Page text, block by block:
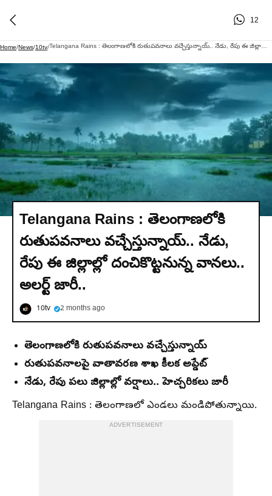
12
Home/News/10tv/
Telangana Rains : తెలంగాణలోకి
రుతుపవనాలు వచ్చేస్తున్నాయ్.. నేడు,
రేపు ఈ జిల్లాల్లో దంచికొట్టనున్న వానలు..
అలర్ట్ జారీ..
10tv 2 months ago
తెలంగాణలోకి రుతుపవనాలు వచ్చేస్తున్నాయ్
రుతుపవనాలపై వాతావరణ శాఖ కీలక అప్డేట్
నేడు, రేపు పలు జిల్లాల్లో వర్షాలు.. హెచ్చరికలు జారీ
Telangana Rains : తెలంగాణలో ఎండలు మండిపోతున్నాయి.
ADVERTISEMENT